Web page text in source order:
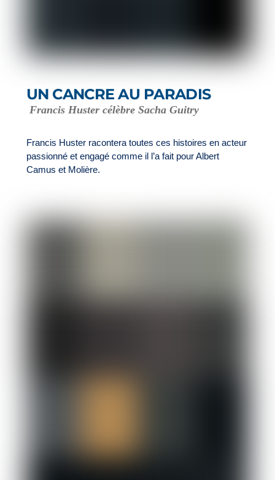
UN CANCRE AU PARADIS
Francis Huster célèbre Sacha Guitry
Francis Huster racontera toutes ces histoires en acteur
passionné et engagé comme il l’a fait pour Albert
Camus et Molière.